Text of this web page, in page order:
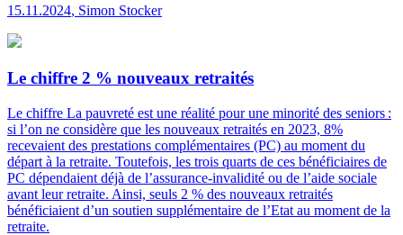
15.11.2024, Simon Stocker
Le chiffre 2 % nouveaux retraités
Le chiffre La pauvreté est une réalité pour une minorité des seniors :
si l’on ne considère que les nouveaux retraités en 2023, 8%
recevaient des prestations complémentaires (PC) au moment du
départ à la retraite. Toutefois, les trois quarts de ces bénéficiaires de
PC dépendaient déjà de l’assurance-invalidité ou de l’aide sociale
avant leur retraite. Ainsi, seuls 2 % des nouveaux retraités
bénéficiaient d’un soutien supplémentaire de l’Etat au moment de la
retraite.